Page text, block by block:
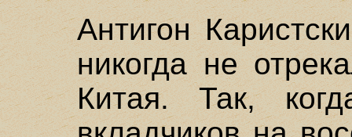
Антигон
никогда не
Китая. Так,